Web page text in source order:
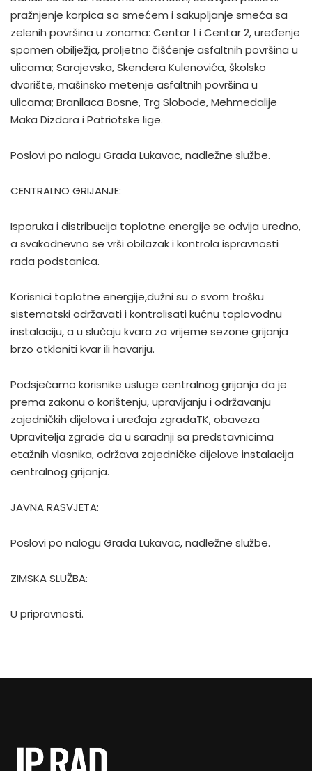
pražnjenje korpica sa smećem i sakupljanje smeća sa
zelenih površina u zonama: Centar 1 i Centar 2, uređenje
spomen obilježja, proljetno čišćenje asfaltnih površina u
ulicama; Sarajevska, Skendera Kulenovića, školsko
dvorište, mašinsko metenje asfaltnih površina u
ulicama; Branilaca Bosne, Trg Slobode, Mehmedalije
Maka Dizdara i Patriotske lige.
Poslovi po nalogu Grada Lukavac, nadležne službe.
CENTRALNO GRIJANJE:
Isporuka i distribucija toplotne energije se odvija uredno,
a svakodnevno se vrši obilazak i kontrola ispravnosti
rada podstanica.
Korisnici toplotne energije,dužni su o svom trošku
sistematski održavati i kontrolisati kućnu toplovodnu
instalaciju, a u slučaju kvara za vrijeme sezone grijanja
brzo otkloniti kvar ili havariju.
Podsjećamo korisnike usluge centralnog grijanja da je
prema zakonu o korištenju, upravljanju i održavanju
zajedničkih dijelova i uređaja zgradaTK, obaveza
Upravitelja zgrade da u saradnji sa predstavnicima
etažnih vlasnika, održava zajedničke dijelove instalacija
centralnog grijanja.
JAVNA RASVJETA:
Poslovi po nalogu Grada Lukavac, nadležne službe.
ZIMSKA SLUŽBA:
U pripravnosti.